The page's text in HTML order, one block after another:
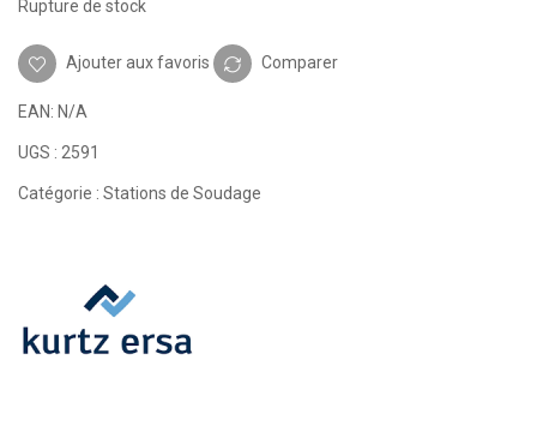
Rupture de stock
Ajouter aux favoris Comparer
EAN: N/A
UGS : 2591
Catégorie : Stations de Soudage